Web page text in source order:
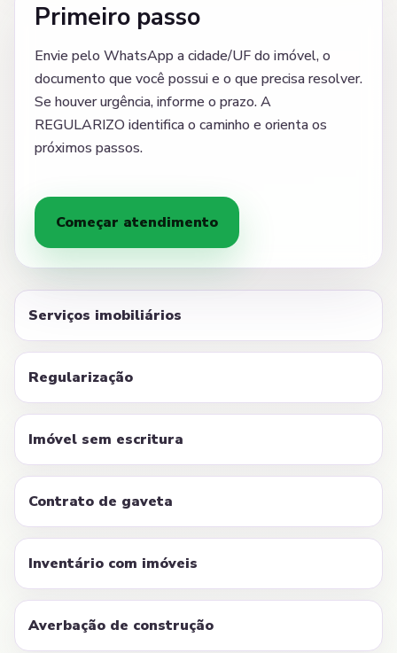
Primeiro passo
Envie pelo WhatsApp a cidade/UF do imóvel, o
documento que você possui e o que precisa resolver.
Se houver urgência, informe o prazo. A
REGULARIZO identifica o caminho e orienta os
próximos passos.
Começar atendimento
Serviços imobiliários
Regularização
Imóvel sem escritura
Contrato de gaveta
Inventário com imóveis
Averbação de construção